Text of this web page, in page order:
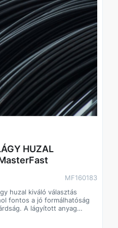
HUZAL
MF160183
huzal kiváló választás
fontos a jó formálhatóság
A lágyított anyag